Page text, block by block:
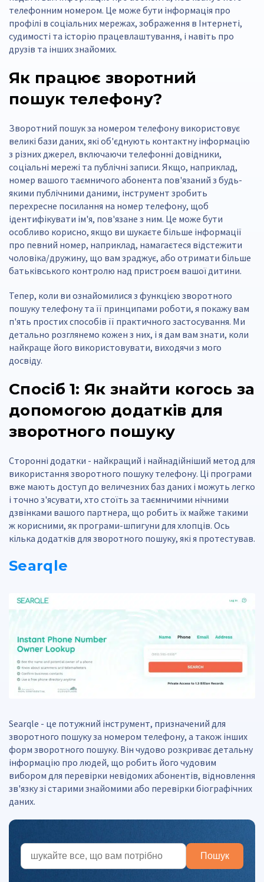
телефонним номером. Це може бути інформація про
профілі в соціальних мережах, зображення в Інтернеті,
судимості та історію працевлаштування, і навіть про
друзів та інших знайомих.
Як працює зворотний
пошук телефону?
Зворотний пошук за номером телефону використовує
великі бази даних, які об'єднують контактну інформацію
з різних джерел, включаючи телефонні довідники,
соціальні мережі та публічні записи. Якщо, наприклад,
номер вашого таємничого абонента пов'язаний з будь-
якими публічними даними, інструмент зробить
перехресне посилання на номер телефону, щоб
ідентифікувати ім'я, пов'язане з ним. Це може бути
особливо корисно, якщо ви шукаєте більше інформації
про певний номер, наприклад, намагаєтеся відстежити
чоловіка/дружину, що вам зраджує, або отримати більше
батьківського контролю над пристроєм вашої дитини.
Тепер, коли ви ознайомилися з функцією зворотного
пошуку телефону та її принципами роботи, я покажу вам
п'ять простих способів її практичного застосування. Ми
детально розглянемо кожен з них, і я дам вам знати, коли
найкраще його використовувати, виходячи з мого
досвіду.
Спосіб 1: Як знайти когось за
допомогою додатків для
зворотного пошуку
Сторонні додатки - найкращий і найнадійніший метод для
використання зворотного пошуку телефону. Ці програми
вже мають доступ до величезних баз даних і можуть легко
і точно з'ясувати, хто стоїть за таємничими нічними
дзвінками вашого партнера, що робить їх майже такими
ж корисними, як програми-шпигуни для хлопців. Ось
кілька додатків для зворотного пошуку, які я протестував.
Searqle
Searqle - це потужний інструмент, призначений для
зворотного пошуку за номером телефону, а також інших
форм зворотного пошуку. Він чудово розкриває детальну
інформацію про людей, що робить його чудовим
вибором для перевірки невідомих абонентів, відновлення
зв'язку зі старими знайомими або перевірки біографічних
даних.
Пошук